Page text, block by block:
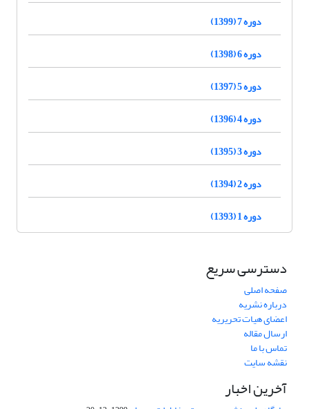
دوره 7 (1399)
دوره 6 (1398)
دوره 5 (1397)
دوره 4 (1396)
دوره 3 (1395)
دوره 2 (1394)
دوره 1 (1393)
دسترسی سریع
صفحه اصلی
درباره نشریه
اعضای هیات تحریریه
ارسال مقاله
تماس با ما
نقشه سایت
آخرین اخبار